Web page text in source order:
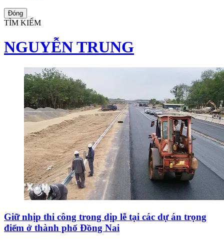
Đóng
TÌM KIẾM
NGUYỄN TRUNG
Giữ nhịp thi công trong dịp lễ tại các dự án trọng
điểm ở thành phố Đồng Nai